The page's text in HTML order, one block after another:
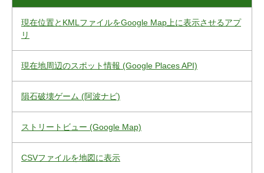
現在位置とKMLファイルをGoogle Map上に表示させるアプ
リ
現在地周辺のスポット情報 (Google Places API)
隕石破壊ゲーム (阿波ナビ)
ストリートビュー (Google Map)
CSVファイルを地図に表示